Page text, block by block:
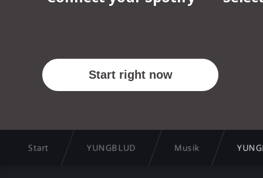
Start YUNGBLUD Musik